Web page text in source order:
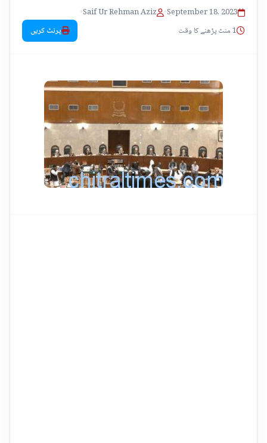
September 18, 2023
•
Saif Ur Rehman Aziz
•
1 منٹ پڑھنے کا وقت
پرنٹ کریں